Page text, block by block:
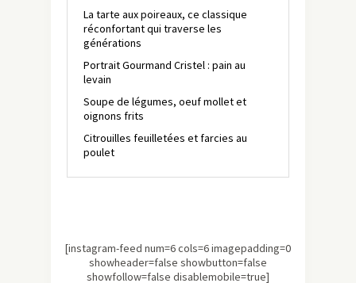
La tarte aux poireaux, ce classique
réconfortant qui traverse les
générations
Portrait Gourmand Cristel : pain au
levain
Soupe de légumes, oeuf mollet et
oignons frits
Citrouilles feuilletées et farcies au
poulet
[instagram-feed num=6 cols=6 imagepadding=0
showheader=false showbutton=false
showfollow=false disablemobile=true]